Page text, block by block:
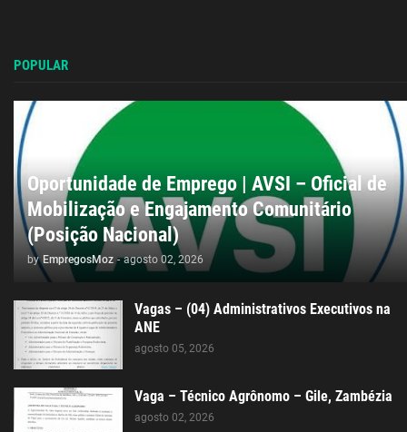
POPULAR
Oportunidade de Emprego | AVSI – Oficial de
Mobilização e Engajamento Comunitário
(Posição Nacional)
by EmpregosMoz - agosto 02, 2026
Vagas – (04) Administrativos Executivos na
ANE
agosto 05, 2026
Vaga – Técnico Agrônomo – Gile, Zambézia
agosto 02, 2026